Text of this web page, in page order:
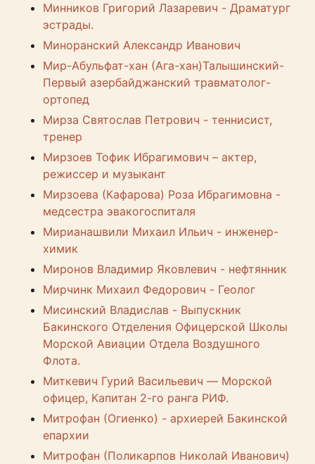
Минников Григорий Лазаревич - Драматург
эстрады.
Миноранский Александр Иванович
Мир-Абульфат-хан (Ага-хан)Талышинский-
Первый азербайджанский травматолог-
ортопед
Мирза Святослав Петрович - теннисист,
тренер
Мирзоев Тофик Ибрагимович – актер,
режиссер и музыкант
Мирзоева (Кафарова) Роза Ибрагимовна -
медсестра эвакогоспиталя
Мирианашвили Михаил Ильич - инженер-
химик
Миронов Владимир Яковлевич - нефтянник
Мирчинк Михаил Федорович - Геолог
Мисинский Владислав - Выпускник
Бакинского Отделения Офицерской Школы
Морской Авиации Отдела Воздушного
Флота.
Миткевич Гурий Васильевич — Морской
офицер, Капитан 2-го ранга РИФ.
Митрофан (Огиенко) - архиерей Бакинской
епархии
Митрофан (Поликарпов Николай Иванович)